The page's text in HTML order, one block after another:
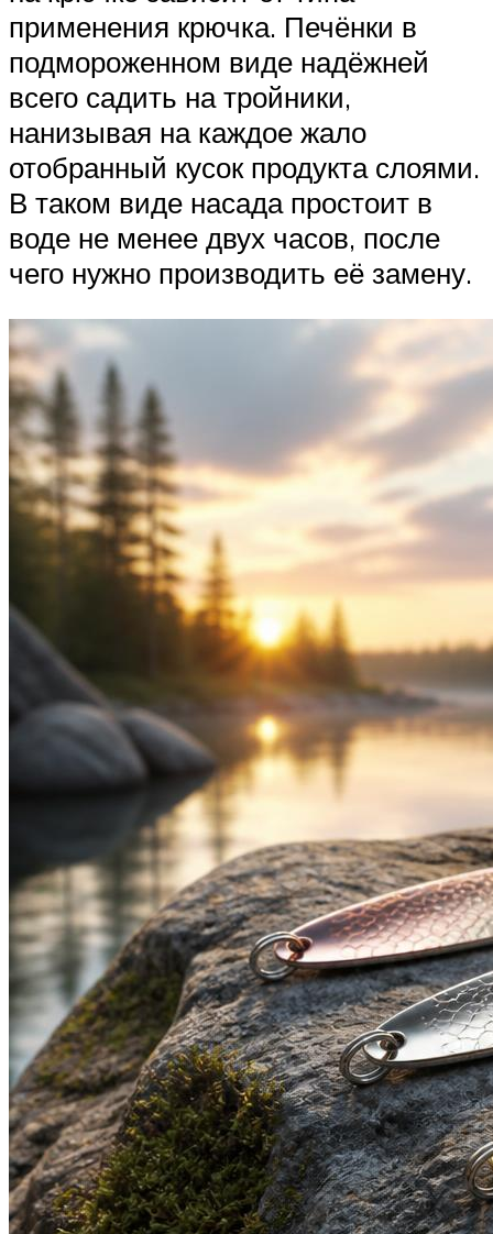
применения крючка. Печёнки в
подмороженном виде надёжней
всего садить на тройники,
нанизывая на каждое жало
отобранный кусок продукта слоями.
В таком виде насада простоит в
воде не менее двух часов, после
чего нужно производить её замену.